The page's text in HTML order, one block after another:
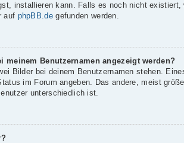
installieren kann. Falls es noch nicht
auf phpBB.degefunden werden.
meinem Benutzernamen angezeigt werden?
Bilder bei deinem Benutzernamen stehen.
im Forum angeben. Das andere, meist
unterschiedlich ist.